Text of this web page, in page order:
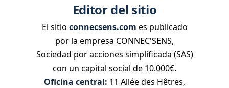
Editor del sitio
El sitio connecsens.com es publicado
por la empresa CONNEC'SENS,
Sociedad por acciones simplificada (SAS)
con un capital social de 10.000€.
Oficina central: 11 Allée des Hêtres,